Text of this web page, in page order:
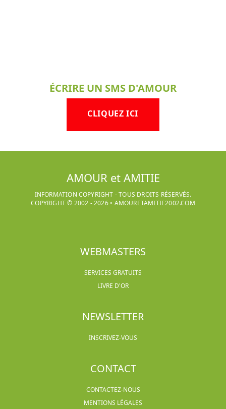
ÉCRIRE UN SMS D'AMOUR
CLIQUEZ ICI
AMOUR et AMITIE
INFORMATION COPYRIGHT - TOUS DROITS RÉSERVÉS.
COPYRIGHT © 2002 -2026• AMOURETAMITIE2002.COM
WEBMASTERS
SERVICES GRATUITS
LIVRE D'OR
NEWSLETTER
INSCRIVEZ-VOUS
CONTACT
CONTACTEZ-NOUS
MENTIONS LÉGALES